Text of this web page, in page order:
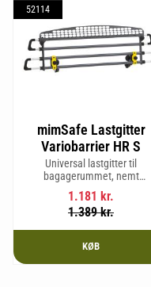
mimSafe Lastgitter
Variobarrier HR S
Universal lastgitter til
bagagerummet, nemt
justerbart for at passe bilens
form og sikre en tryg og sikker
rejse med kæledyr eller last.
1.181 kr.
1.389kr.
52114
KØB